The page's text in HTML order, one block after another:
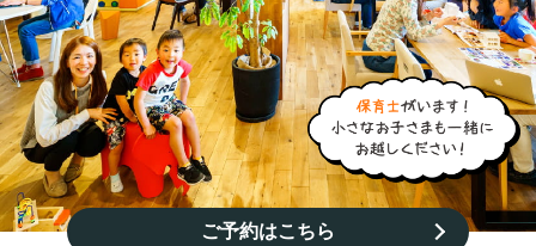
ご予約はこちら